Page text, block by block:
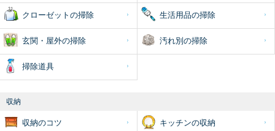
クローゼットの掃除 生活用品の掃除
玄関・屋外の掃除 汚れ別の掃除
掃除道具
収納
収納のコツ キッチンの収納